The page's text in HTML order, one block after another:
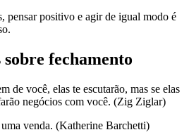
pensar positivo e agir de igual modo é
sobre fechamento
de você, elas te escutarão, mas se elas
negócios com você. (Zig Ziglar)
venda. (Katherine Barchetti)